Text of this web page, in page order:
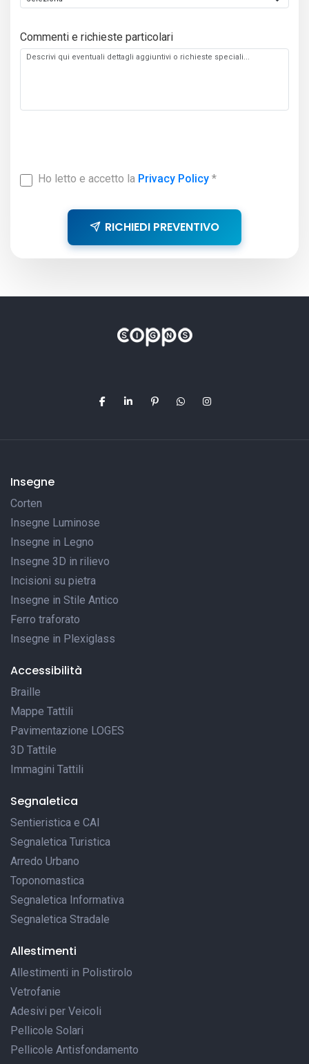
Commenti e richieste particolari
Ho letto e accetto la Privacy Policy*
RICHIEDI PREVENTIVO
Insegne
Corten
Insegne Luminose
Insegne in Legno
Insegne 3D in rilievo
Incisioni su pietra
Insegne in Stile Antico
Ferro traforato
Insegne in Plexiglass
Accessibilità
Braille
Mappe Tattili
Pavimentazione LOGES
3D Tattile
Immagini Tattili
Segnaletica
Sentieristica e CAI
Segnaletica Turistica
Arredo Urbano
Toponomastica
Segnaletica Informativa
Segnaletica Stradale
Allestimenti
Allestimenti in Polistirolo
Vetrofanie
Adesivi per Veicoli
Pellicole Solari
Pellicole Antisfondamento